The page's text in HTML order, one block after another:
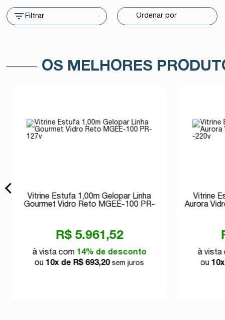
Filtrar
OS MELHORES
Vitrine Estufa 1,00m Gelopar Linha
Gourmet Vidro Reto MGEE-100 PR-
R$ 5.961,52
à vista com 14% de desconto
ou10x de R$ 693,20sem juros
Vitrine
Aurora
à vista
ou